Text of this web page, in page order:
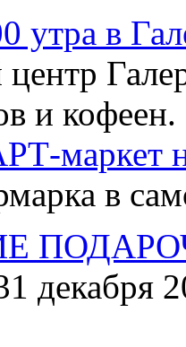
утра в
и кофеен.
маркет
в
декабря